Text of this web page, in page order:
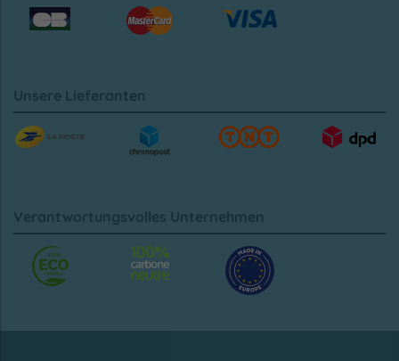
Unsere Lieferanten
Verantwortungsvolles Unternehmen